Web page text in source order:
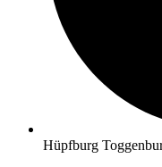
Hüpfburg